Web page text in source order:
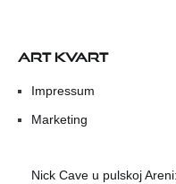
ART KVART
Impressum
Marketing
Nick Cave u pulskoj